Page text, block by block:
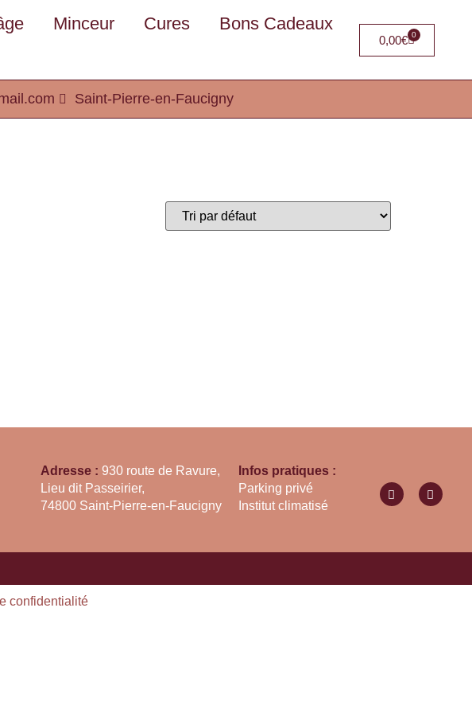
Minceur Cures
Bons Cadeaux
0,00€ 0
Saint-Pierre-en-Faucigny
Adresse : 930 route de Ravure,
Lieu dit Passeirier,
74800 Saint-Pierre-en-Faucigny
Infos pratiques :
Parking privé
Institut climatisé
confidentialité